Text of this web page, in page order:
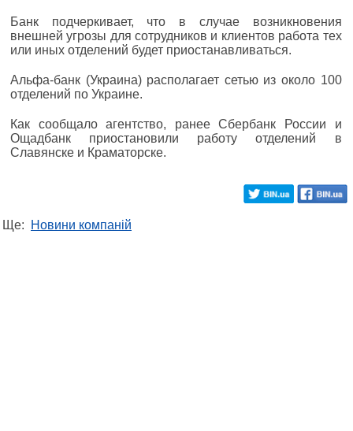
Банк подчеркивает, что в случае возникновения
внешней угрозы для сотрудников и клиентов работа тех
или иных отделений будет приостанавливаться.
Альфа-банк (Украина) располагает сетью из около 100
отделений по Украине.
Как сообщало агентство, ранее Сбербанк России и
Ощадбанк приостановили работу отделений в
Славянске и Краматорске.
Ще: Новини компаній